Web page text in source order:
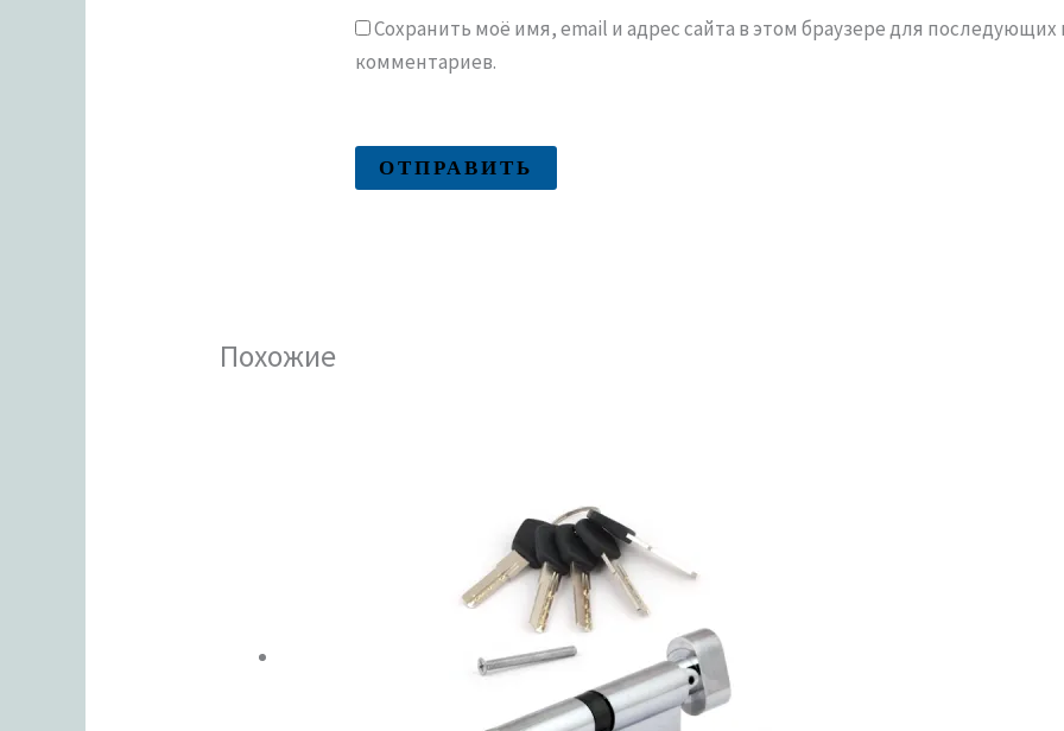
Сохранить моё имя, email и адрес сайта в этом браузере для последующих
комментариев.
Похожие